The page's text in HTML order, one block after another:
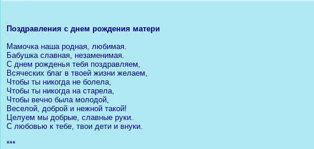
Поздравления с днем рождения матери
Мамочка наша родная, любимая.
Бабушка славная, незаменимая.
С днем рожденья тебя поздравляем,
Всяческих благ в твоей жизни желаем,
Чтобы ты никогда не болела,
Чтобы ты никогда на старела,
Чтобы вечно была молодой,
Веселой, доброй и нежной такой!
Целуем мы добрые, славные руки.
С любовью к тебе, твои дети и внуки.
***